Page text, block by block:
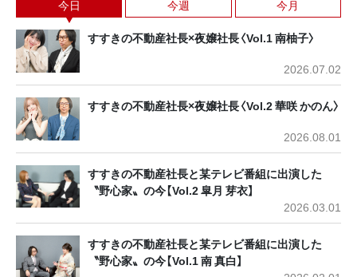
今日 今週 今月
すすきの不動産社長×夜嬢社長〈Vol.1 南柚子〉
2026.07.02
すすきの不動産社長×夜嬢社長〈Vol.2 華咲 かのん〉
2026.08.01
すすきの不動産社長と某テレビ番組に出演した
〝野心家〟の今【Vol.2 皐月 芽衣】
2026.03.01
すすきの不動産社長と某テレビ番組に出演した
〝野心家〟の今【Vol.1 南 真白】